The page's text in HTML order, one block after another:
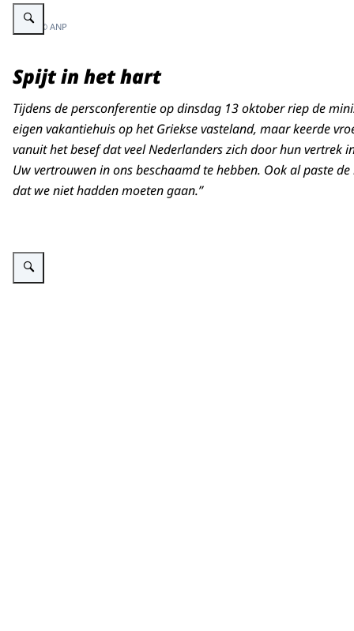
Vergroot afbeelding Koning en Koningin op een bankje.
Beeld: © ANP
Spijt in het hart
Tijdens de persconferentie op dinsdag 13 oktober riep de
eigen vakantiehuis op het Griekse vasteland, maar keerde
vanuit het besef dat veel Nederlanders zich door hun vertrek
Uw vertrouwen in ons beschaamd te hebben. Ook al paste
dat we niet hadden moeten gaan.”
Vergroot afbeelding Koningin kijkt toe bij griepprik.